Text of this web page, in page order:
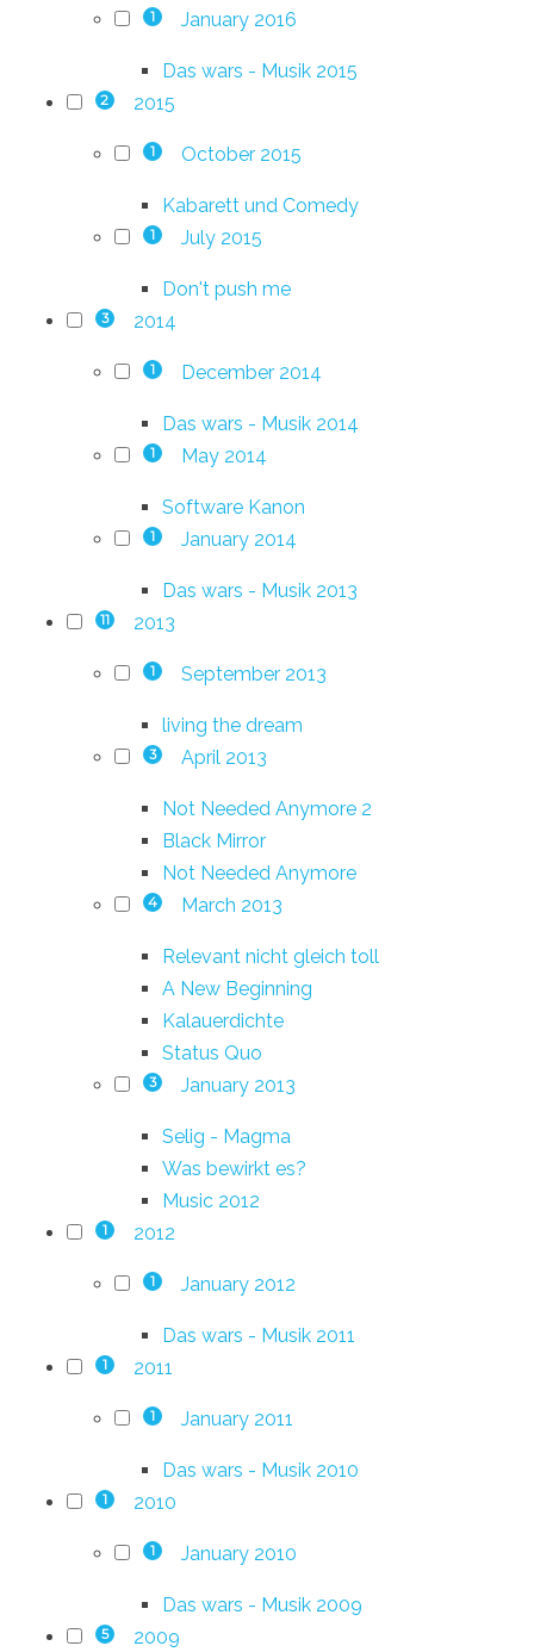
1 January 2016
Das wars - Musik 2015
2 2015
1 October 2015
Kabarett und Comedy
1 July 2015
Don't push me
3 2014
1 December 2014
Das wars - Musik 2014
1 May 2014
Software Kanon
1 January 2014
Das wars - Musik 2013
11 2013
1 September 2013
living the dream
3 April 2013
Not Needed Anymore 2
Black Mirror
Not Needed Anymore
4 March 2013
Relevant nicht gleich toll
A New Beginning
Kalauerdichte
Status Quo
3 January 2013
Selig - Magma
Was bewirkt es?
Music 2012
1 2012
1 January 2012
Das wars - Musik 2011
1 2011
1 January 2011
Das wars - Musik 2010
1 2010
1 January 2010
Das wars - Musik 2009
5 2009